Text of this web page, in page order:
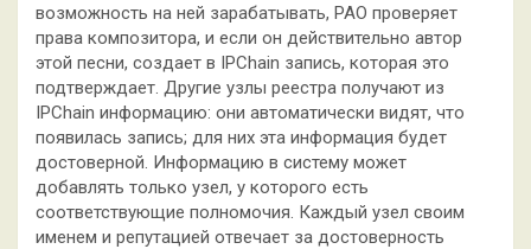
возможность на ней зарабатывать, РАО проверяет
права композитора, и если он действительно автор
этой песни, создает в IPChain запись, которая это
подтверждает. Другие узлы реестра получают из
IPChain информацию: они автоматически видят, что
появилась запись; для них эта информация будет
достоверной. Информацию в систему может
добавлять только узел, у которого есть
соответствующие полномочия. Каждый узел своим
именем и репутацией отвечает за достоверность